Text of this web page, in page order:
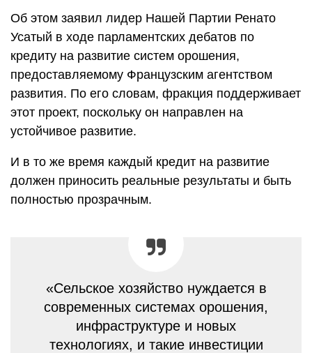
Об этом заявил лидер Нашей Партии Ренато
Усатый в ходе парламентских дебатов по
кредиту на развитие систем орошения,
предоставляемому Французским агентством
развития. По его словам, фракция поддерживает
этот проект, поскольку он направлен на
устойчивое развитие.
И в то же время каждый кредит на развитие
должен приносить реальные результаты и быть
полностью прозрачным.
«Сельское хозяйство нуждается в
современных системах орошения,
инфраструктуре и новых
технологиях, и такие инвестиции